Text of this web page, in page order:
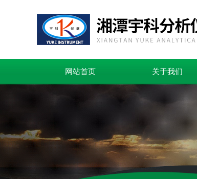
网站首页 关于我们